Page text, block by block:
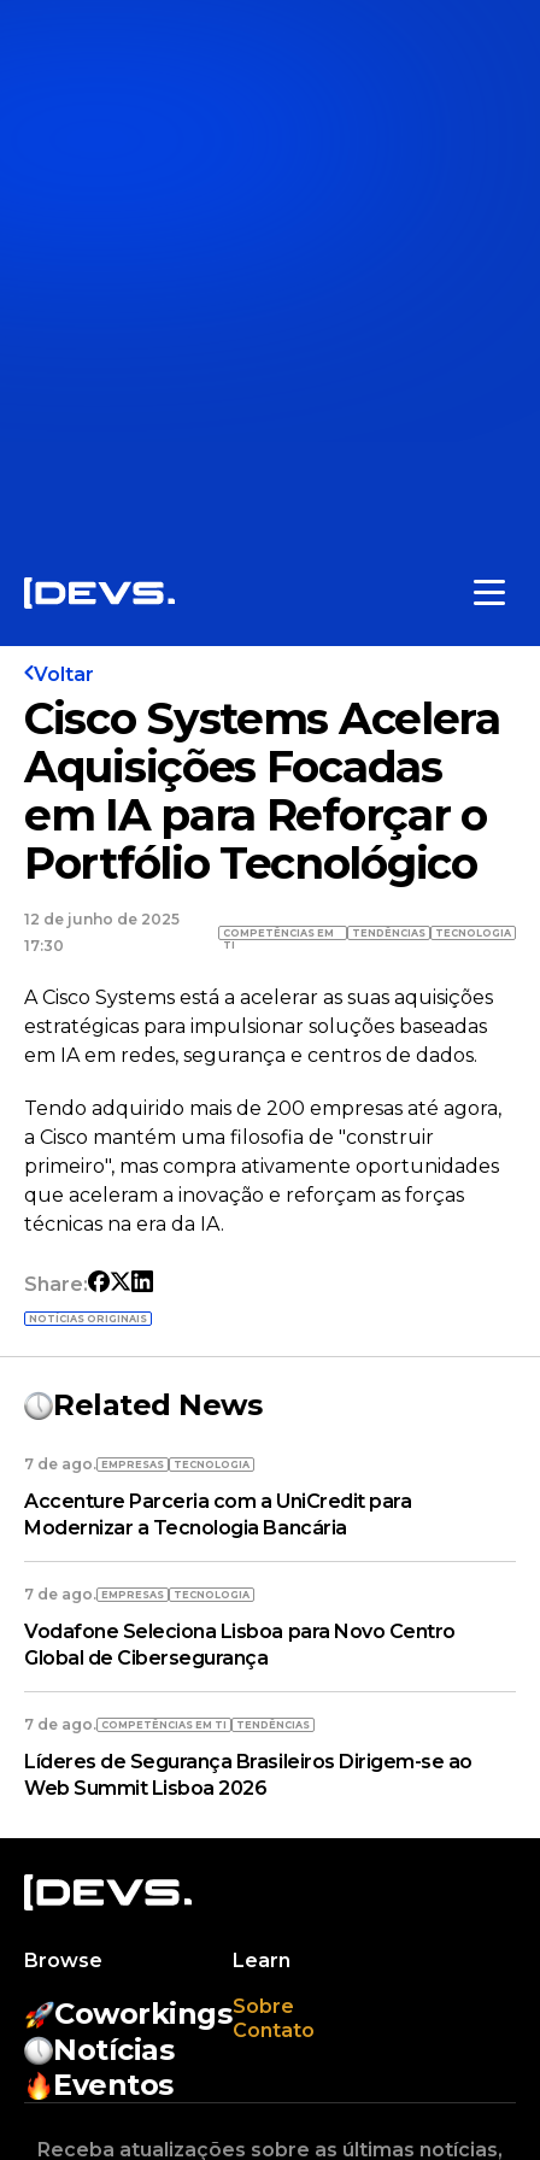
Voltar
Cisco Systems Acelera
Aquisições Focadas
em IA para Reforçar o
Portfólio Tecnológico
12 de junho de 2025
17:30
COMPETÊNCIAS EM
TI
TENDÊNCIAS TECNOLOGIA
A Cisco Systems está a acelerar as suas aquisições
estratégicas para impulsionar soluções baseadas
em IA em redes, segurança e centros de dados.
Tendo adquirido mais de 200 empresas até agora,
a Cisco mantém uma filosofia de "construir
primeiro", mas compra ativamente oportunidades
que aceleram a inovação e reforçam as forças
técnicas na era da IA.
Share:
NOTÍCIAS ORIGINAIS
Related News
7 de ago. EMPRESAS TECNOLOGIA
Accenture Parceria com a UniCredit para
Modernizar a Tecnologia Bancária
7 de ago. EMPRESAS TECNOLOGIA
Vodafone Seleciona Lisboa para Novo Centro
Global de Cibersegurança
7 de ago. COMPETÊNCIAS EM TI TENDÊNCIAS
Líderes de Segurança Brasileiros Dirigem-se ao
Web Summit Lisboa 2026
Browse
Coworkings
Notícias
Eventos
Learn
Sobre
Contato
Receba atualizações sobre as últimas notícias,